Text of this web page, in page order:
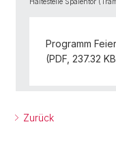
Programm
(PDF, 237.32
Zurück